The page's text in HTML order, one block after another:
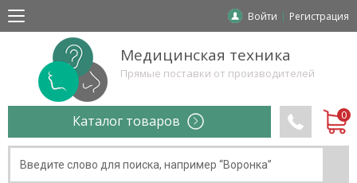
Войти Регистрация
Медицинская техника
Прямые поставки от производителей
Каталог товаров